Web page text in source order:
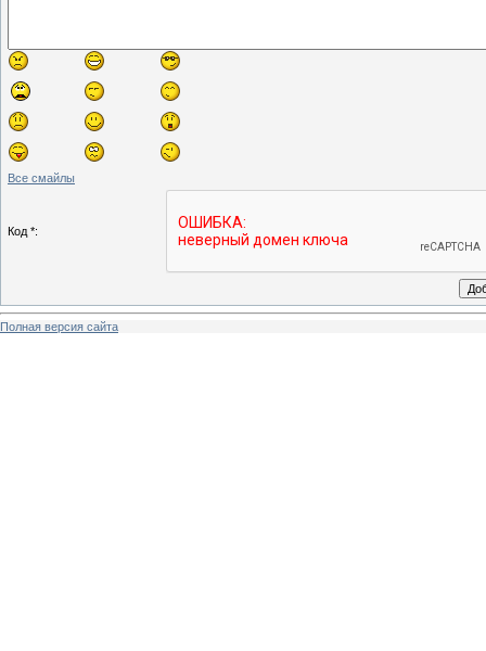
Все смайлы
Код *:
Полная версия сайта